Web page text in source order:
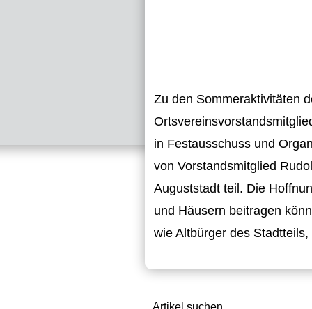
Zu den Sommeraktivitäten
in Festausschuss und
von Vorstandsmitglied
Auguststadt teil. Die
und Häusern beitragen
wie Altbürger des